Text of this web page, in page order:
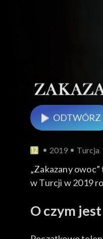
ODTWÓRZ
2019 Turcja
„Zakazany
w Turcji w 2019
O czym